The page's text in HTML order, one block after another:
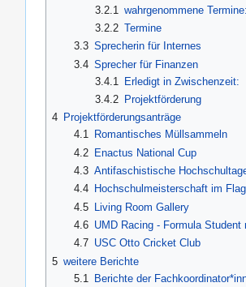
3.2.1
wahrgenommene
3.2.2 Termine
3.3 Sprecherin für Internes
3.4 Sprecher für Finanzen
3.4.1
Erledigt in Zwischenzeit:
3.4.2 Projektförderung
4 Projektförderungsanträge
4.1
Romantisches Müllsammeln
4.2 Enactus National Cup
4.3 Antifaschistische
4.4
Hochschulmeisterschaft im
4.5 Living Room Gallery
4.6 UMD Racing - Formula Student
4.7 USC Otto Cricket Club
5 weitere Berichte
5.1
Berichte der